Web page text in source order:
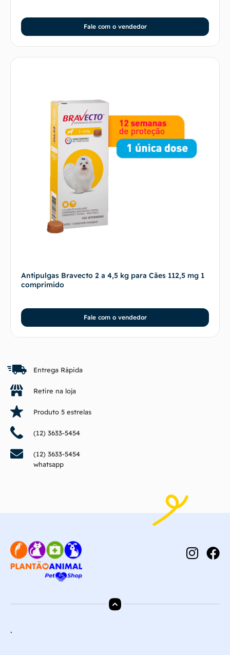
Fale com o vendedor
Antipulgas Bravecto 2 a 4,5 kg para Cães 112,5 mg 1
comprimido
Fale com o vendedor
Entrega Rápida
Retire na loja
Produto 5 estrelas
(12) 3633-5454
(12) 3633-5454
whatsapp
.